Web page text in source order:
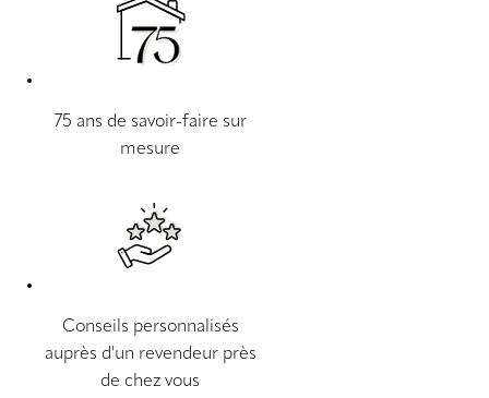
75 ans de savoir-faire sur
mesure
Conseils personnalisés
auprès d'un revendeur près
de chez vous